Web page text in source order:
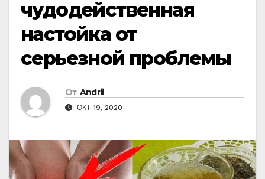
чудодейственная
настойка от
серьезной проблемы
От Andrii
ОКТ 19, 2020